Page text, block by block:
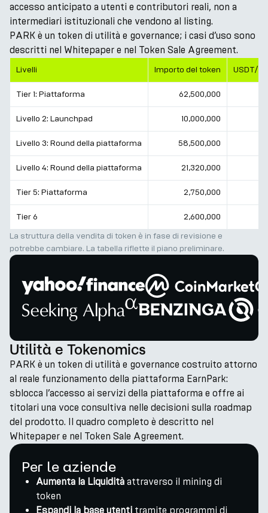
accesso anticipato a utenti e contributori reali, non a
intermediari istituzionali che vendono al listing.
PARK è un token di utilità e governance; i casi d’uso sono
descritti nel Whitepaper e nel Token Sale Agreement.
Livelli Importo del token USDT/
Tier 1: Piattaforma 62,500,000
Livello 2: Launchpad 10,000,000
Livello 3: Round della piattaforma 58,500,000
Livello 4: Round della piattaforma 21,320,000
Tier 5: Piattaforma 2,750,000
Tier 6 2,600,000
La struttura della vendita di token è in fase di revisione e
potrebbe cambiare. La tabella riflette il piano preliminare.
Utilità e Tokenomics
PARK è un token di utilità e governance costruito attorno
al reale funzionamento della piattaforma EarnPark:
sblocca l’accesso ai servizi della piattaforma e offre ai
titolari una voce consultiva nelle decisioni sulla roadmap
del prodotto. Il quadro completo è descritto nel
Whitepaper e nel Token Sale Agreement.
Per le aziende
Aumenta la Liquidità attraverso il mining di
token
Espandi la base utenti tramite programmi di